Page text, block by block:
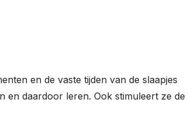
en de vaste tijden van de slaapjes
en daardoor leren. Ook stimuleert ze de